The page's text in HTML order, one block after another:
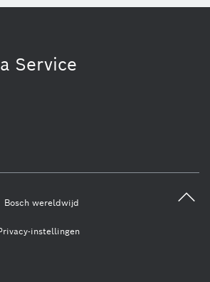
Service
Bosch wereldwijd
instellingen